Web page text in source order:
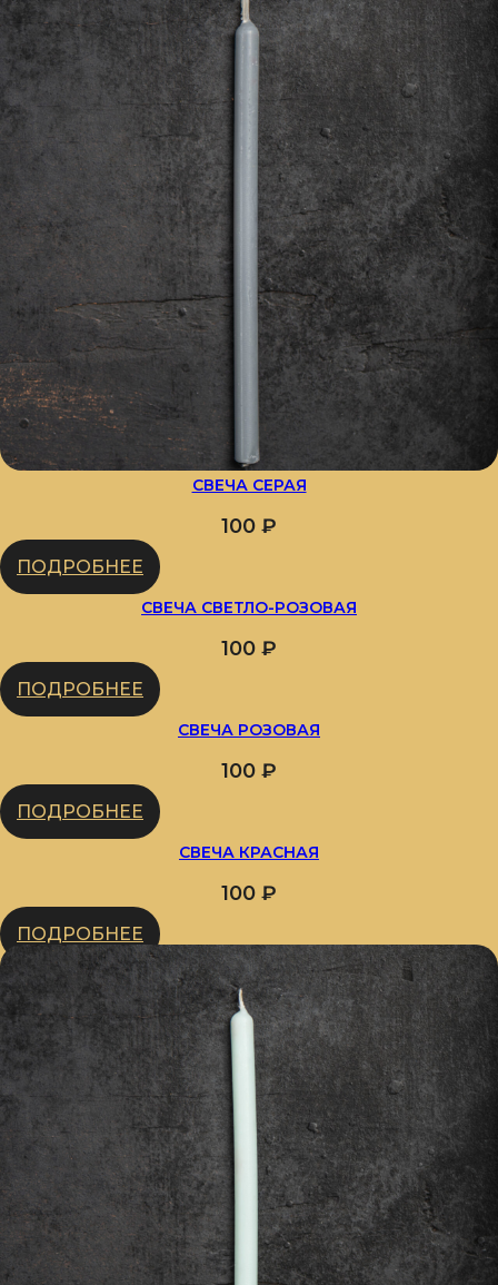
СВЕЧА СЕРАЯ
100 ₽
ПОДРОБНЕЕ
СВЕЧА СВЕТЛО-РОЗОВАЯ
100 ₽
ПОДРОБНЕЕ
СВЕЧА РОЗОВАЯ
100 ₽
ПОДРОБНЕЕ
СВЕЧА КРАСНАЯ
100 ₽
ПОДРОБНЕЕ